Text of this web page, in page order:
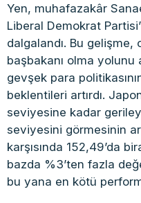
Yen, muhafazakâr
Liberal Demokrat
dalgalandı. Bu gelişme,
başbakanı olma
gevşek para
beklentileri artırdı.
seviyesine kadar
seviyesini görmesinin
karşısında 152,49’da
bazda %3’ten fazla
bu yana en kötü